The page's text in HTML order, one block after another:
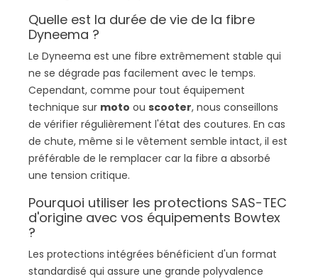
Quelle est la durée de vie de la fibre
Dyneema ?
Le Dyneema est une fibre extrêmement stable qui
ne se dégrade pas facilement avec le temps.
Cependant, comme pour tout équipement
technique sur moto ou scooter, nous conseillons
de vérifier régulièrement l'état des coutures. En cas
de chute, même si le vêtement semble intact, il est
préférable de le remplacer car la fibre a absorbé
une tension critique.
Pourquoi utiliser les protections SAS-TEC
d'origine avec vos équipements Bowtex
?
Les protections intégrées bénéficient d'un format
standardisé qui assure une grande polyvalence